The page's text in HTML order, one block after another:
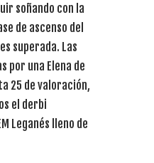
soñando con la
de ascenso del
superada. Las
por una Elena de
25 de valoración,
el derbi
Leganés lleno de